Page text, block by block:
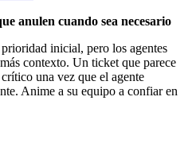
anulen cuando sea necesario
inicial, pero los agentes
contexto. Un ticket que parece
una vez que el agente
Anime a su equipo a confiar en